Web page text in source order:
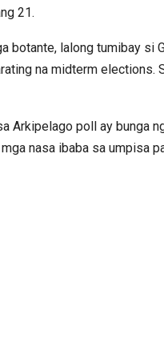
21.
botante, lalong tumibay si
na midterm
Arkipelago poll ay bunga
nasa ibaba sa umpisa